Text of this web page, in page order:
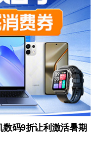
码9折让利激活暑期